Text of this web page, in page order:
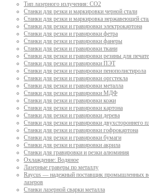
Тип лазерного излучения: СО2
Станки для резки и маркировки черной стали
Станки для резки и маркировка нержавеющей
Станки для резки и гравировки электрокартона
Станки для резки и гравировки фетра
Станки для резки и гравировки фанеры
Станки для резки и гравировки ткани
Станки для резки и гравировки резины для
Станки для резки и гравировки ПЭТ
Станки для резки и гравировки пенополистирола
Станки для резки и гравировки оргстекла
Станки для резки и гравировки металла
Станки для резки и гравировки МДФ
Станки для резки и гравировки кожи
Станки для резки и гравировки картона
Станки для резки и гравировки дерева
Станки для резки и гравировки двухстороннего
Станки для резки и гравировки гофрокартона
Станки для резки и гравировки бумаги
Станки для резки и гравировки акрила
Станки для гравировки и резки алюминия
Охлаждение: Водяное
Лазерные граверы по металлу
Raycus — надежный поставщик промышленных
лазеров
Cтанки лазерной сварки металла